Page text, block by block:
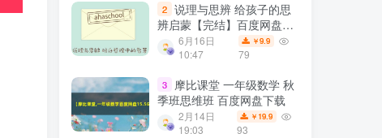
2 说理与思辨 给孩子的思
辨启蒙【完结】百度网盘下
载
6月16日
10:47
￥9.9
79
3
摩比课堂 一年级数学 秋
季班思维班 百度网盘下载
2月14日
19:03
￥ 19.9
93